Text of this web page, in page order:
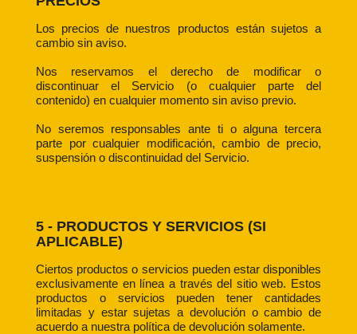
Los precios de nuestros productos están sujetos a
cambio sin aviso.
Nos reservamos el derecho de modificar o
discontinuar el Servicio (o cualquier parte del
contenido) en cualquier momento sin aviso previo.
No seremos responsables ante ti o alguna tercera
parte por cualquier modificación, cambio de precio,
suspensión o discontinuidad del Servicio.
5 - PRODUCTOS Y SERVICIOS (SI
APLICABLE)
Ciertos productos o servicios pueden estar disponibles
exclusivamente en línea a través del sitio web. Estos
productos o servicios pueden tener cantidades
limitadas y estar sujetas a devolución o cambio de
acuerdo a nuestra política de devolución solamente.